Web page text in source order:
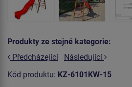
Produkty ze stejné kategorie:
Předcházející
Následující
Kód produktu: KZ-6101KW-15